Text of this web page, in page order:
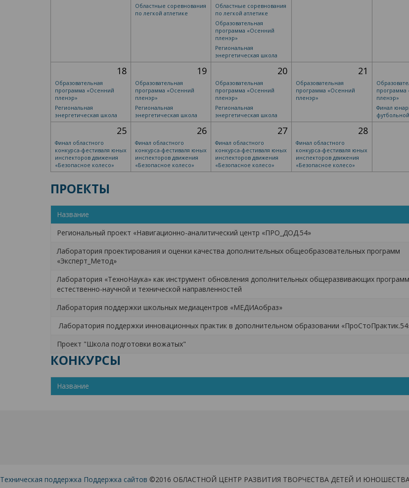
Областные соревнования
по легкой атлетике
Областные соревнования
по легкой атлетике
Образовательная
программа «Осенний
пленэр»
Региональная
энергетическая школа
18
Образовательная
программа «Осенний
пленэр»
Региональная
энергетическая школа
19
Образовательная
программа «Осенний
пленэр»
Региональная
энергетическая школа
20
Образовательная
программа «Осенний
пленэр»
Региональная
энергетическая школа
21
Образовательная
программа «Осенний
пленэр»
программа
пленэр»
Финал
25
Финал областного
конкурса-фестиваля юных
инспекторов движения
«Безопасное колесо»
26
Финал областного
конкурса-фестиваля юных
инспекторов движения
«Безопасное колесо»
27
Финал областного
конкурса-фестиваля юных
инспекторов движения
«Безопасное колесо»
28
Финал областного
конкурса-фестиваля юных
инспекторов движения
«Безопасное колесо»
ПРОЕКТЫ
Название
Региональный проект «Навигационно-аналитический центр «ПРО_ДОД.54»
Лаборатория проектирования и оценки качества дополнительных общеобразовательных программ
«Эксперт_Метод»
Лаборатория «ТехноНаука» как инструмент обновления дополнительных общеразвивающих программ
естественно-научной и технической направленностей
Лаборатория поддержки школьных медиацентров «МЕДИАобраз»
Лаборатория поддержки инновационных практик в дополнительном образовании
Проект "Школа подготовки вожатых"
КОНКУРСЫ
Название
Техническая поддержка Поддержка сайтов ©2016 ОБЛАСТНОЙ ЦЕНТР РАЗВИТИЯ ТВОРЧЕСТВА ДЕТЕЙ И